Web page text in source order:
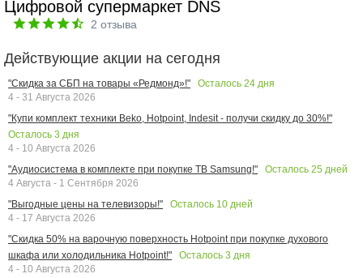
Цифровой супермаркет DNS
2 отзыва
Действующие акции на сегодня
"Скидка за СБП на товары «Редмонд»!" Осталось 24 дня
4 - 31 Августа 2026
"Купи комплект техники Beko, Hotpoint, Indesit - получи скидку до 30%!"
Осталось 3 дня
4 - 10 Августа 2026
"Аудиосистема в комплекте при покупке ТВ Samsung!"
Осталось 25 дней
4 Августа - 1 Сентября 2026
"Выгодные цены на телевизоры!"
Осталось 10 дней
4 - 17 Августа 2026
"Скидка 50% на варочную поверхность Hotpoint при покупке духового
шкафа или холодильника Hotpoint!"
Осталось 3 дня
4 - 10 Августа 2026